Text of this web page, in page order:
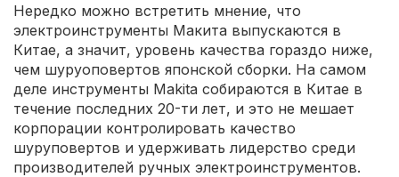
Нередко можно встретить мнение, что
электроинструменты Макита выпускаются в
Китае, а значит, уровень качества гораздо ниже,
чем шуруоповертов японской сборки. На самом
деле инструменты Makita собираются в Китае в
течение последних 20-ти лет, и это не мешает
корпорации контролировать качество
шуруповертов и удерживать лидерство среди
производителей ручных электроинструментов.